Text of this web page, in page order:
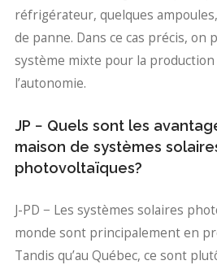
réfrigérateur, quelques
de panne. Dans ce cas précis, on
système mixte pour la
l’autonomie.
JP − Quels sont les
maison de systèmes
photovoltaïques?
J-PD − Les systèmes solaires
monde sont principalement en
Tandis qu’au Québec, ce sont